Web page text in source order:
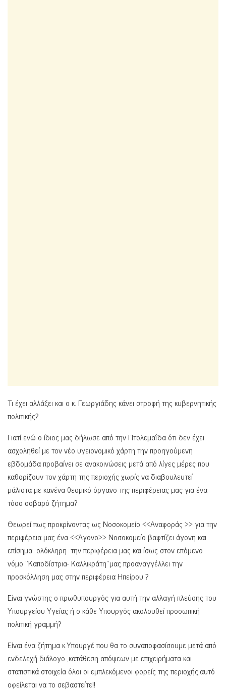
Τι έχει αλλάξει και ο κ. Γεωργιάδης κάνει στροφή της κυβερνητικής
πολιτικής?
Γιατί ενώ ο ίδιος μας δήλωσε από την Πτολεμαΐδα ότι δεν έχει
ασχοληθεί με τον νέο υγειονομικό χάρτη την προηγούμενη
εβδομάδα προβαίνει σε ανακοινώσεις μετά από λίγες μέρες που
καθορίζουν τον χάρτη της περιοχής χωρίς να διαβουλευτεί
μάλιστα με κανένα θεσμικό όργανο της περιφέρειας μας για ένα
τόσο σοβαρό ζήτημα?
Θεωρεί πως προκρίνοντας ως Νοσοκομείο <<Αναφοράς >> για την
περιφέρεια μας ένα <<Άγονο>> Νοσοκομείο βαφτίζει άγονη και
επίσημα ολόκληρη την περιφέρεια μας και ίσως στον επόμενο
νόμο ‘’Καποδίστρια- Καλλικράτη’’μας προαναγγέλλει την
προσκόλληση μας στην περιφέρεια Ηπείρου ?
Είναι γνώστης ο πρωθυπουργός για αυτή την αλλαγή πλεύσης του
Υπουργείου Υγείας ή ο κάθε Υπουργός ακολουθεί προσωπική
πολιτική γραμμή?
Είναι ένα ζήτημα κ.Υπουργέ που θα το συναποφασίσουμε μετά από
ενδελεχή διάλογο ,κατάθεση απόψεων με επιχειρήματα και
στατιστικά στοιχεία όλοι οι εμπλεκόμενοι φορείς της περιοχής,αυτό
οφείλεται να το σεβαστείτε!!